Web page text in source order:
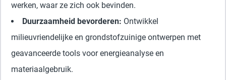
werken, waar ze zich ook bevinden.
Duurzaamheid bevorderen: Ontwikkel
milieuvriendelijke en grondstofzuinige ontwerpen met
geavanceerde tools voor energieanalyse en
materiaalgebruik.